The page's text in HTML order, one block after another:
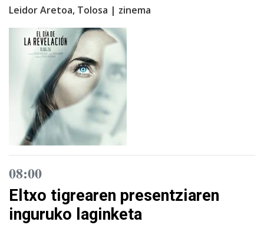
Leidor Aretoa, Tolosa | zinema
08:00
Eltxo tigrearen presentziaren
inguruko laginketa